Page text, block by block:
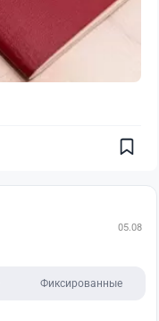
05.08
Фиксированные